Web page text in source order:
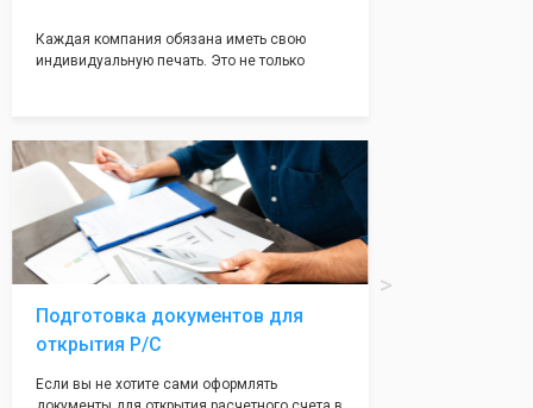
Каждая компания обязана иметь свою
индивидуальную печать. Это не только
вам поможем с помощью изготовления
печати по индивидуальному эскизу, который
Вы выберете сами из нашего каталога.
Подготовка документов для
открытия Р/С
Если вы не хотите сами оформлять